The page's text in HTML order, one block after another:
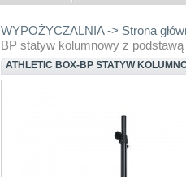
WYPOŻYCZALNIA -> Strona
BP statyw kolumnowy z
ATHLETIC BOX-BP STATYW